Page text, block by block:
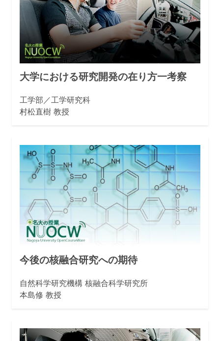
大学における研究開発の在り方一考察
工学部／工学研究科
村松直樹 教授
今後の核融合研究への期待
自然科学研究機構 核融合科学研究所
本島修 教授